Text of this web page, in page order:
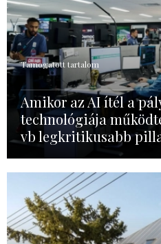
Támogatott tartalom
Amikor az AI ítél a
technológiája
vb legkritikusabb